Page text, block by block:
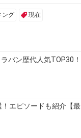
ング 現在
バン歴代人気TOP30！
エピソードも紹介【最